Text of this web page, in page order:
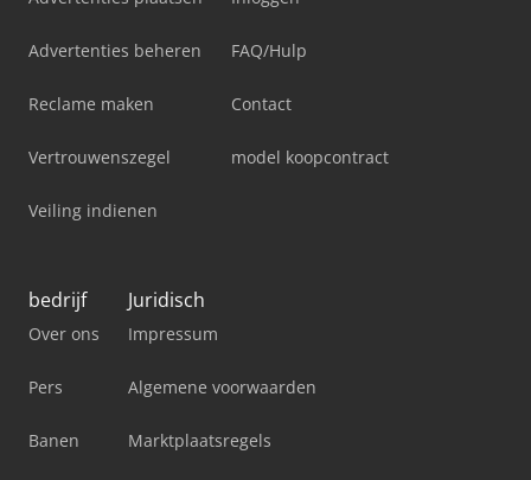
Advertenties beheren
Reclame maken
Vertrouwenszegel
Veiling indienen
FAQ/Hulp
Contact
model koopcontract
bedrijf
Over ons
Pers
Banen
Juridisch
Impressum
Algemene voorwaarden
Marktplaatsregels